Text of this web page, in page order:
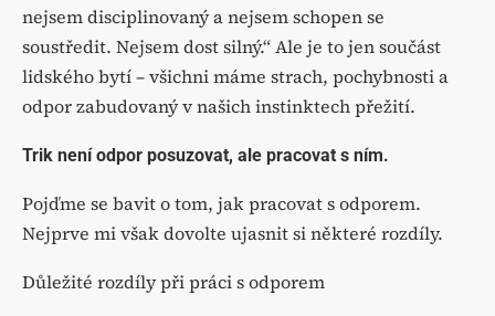
nejsem disciplinovaný a nejsem schopen se
soustředit. Nejsem dost silný.“ Ale je to jen součást
lidského bytí – všichni máme strach, pochybnosti a
odpor zabudovaný v našich instinktech přežití.
Trik není odpor posuzovat, ale pracovat s ním.
Pojďme se bavit o tom, jak pracovat s odporem.
Nejprve mi však dovolte ujasnit si některé rozdíly.
Důležité rozdíly při práci s odporem